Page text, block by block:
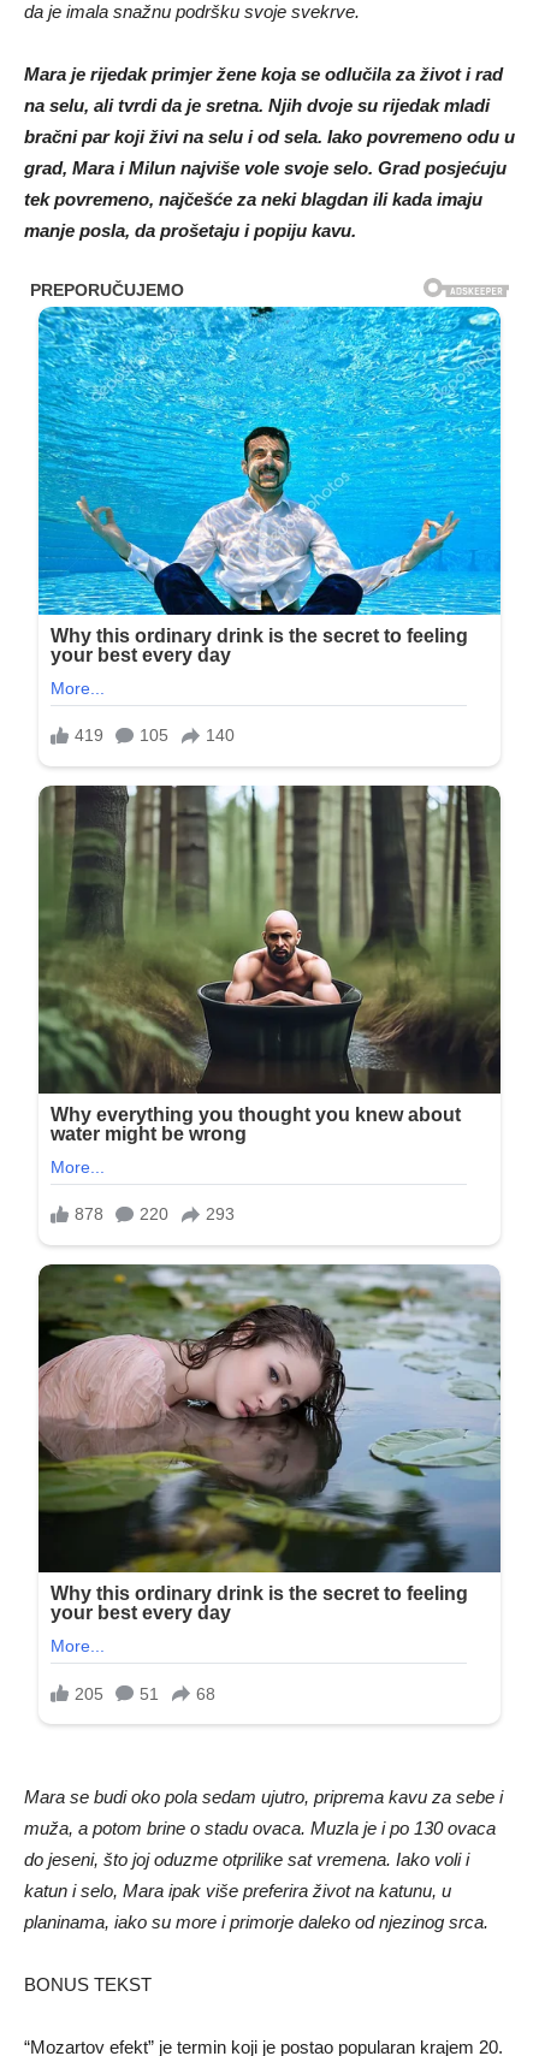
da je imala snažnu podršku svoje svekrve.
Mara je rijedak primjer žene koja se odlučila za život i rad
na selu, ali tvrdi da je sretna. Njih dvoje su rijedak mladi
bračni par koji živi na selu i od sela. Iako povremeno odu u
grad, Mara i Milun najviše vole svoje selo. Grad posjećuju
tek povremeno, najčešće za neki blagdan ili kada imaju
manje posla, da prošetaju i popiju kavu.
Mara se budi oko pola sedam ujutro, priprema kavu za sebe i
muža, a potom brine o stadu ovaca. Muzla je i po 130 ovaca
do jeseni, što joj oduzme otprilike sat vremena. Iako voli i
katun i selo, Mara ipak više preferira život na katunu, u
planinama, iako su more i primorje daleko od njezinog srca.
BONUS TEKST
“Mozartov efekt” je termin koji je postao popularan krajem 20.